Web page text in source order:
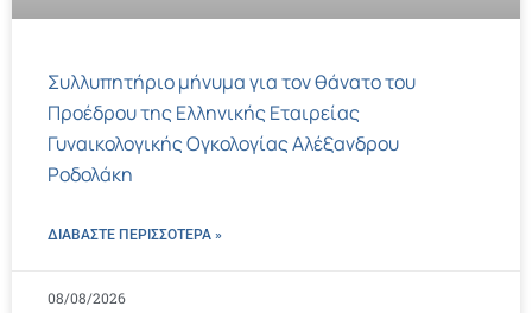
Συλλυπητήριο μήνυμα για τον θάνατο του
Προέδρου της Ελληνικής Εταιρείας
Γυναικολογικής Ογκολογίας Αλέξανδρου
Ροδολάκη
ΔΙΑΒΑΣΤΕ ΠΕΡΙΣΣΌΤΕΡΑ »
08/08/2026